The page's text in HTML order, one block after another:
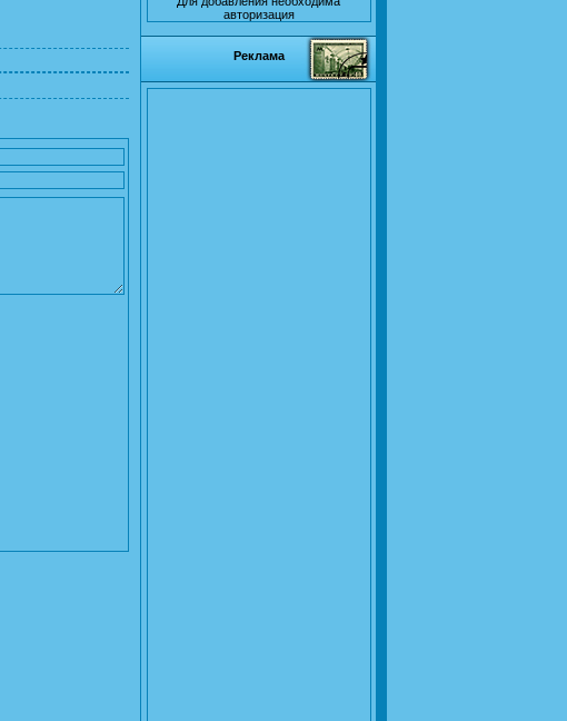
авторизация
Реклама